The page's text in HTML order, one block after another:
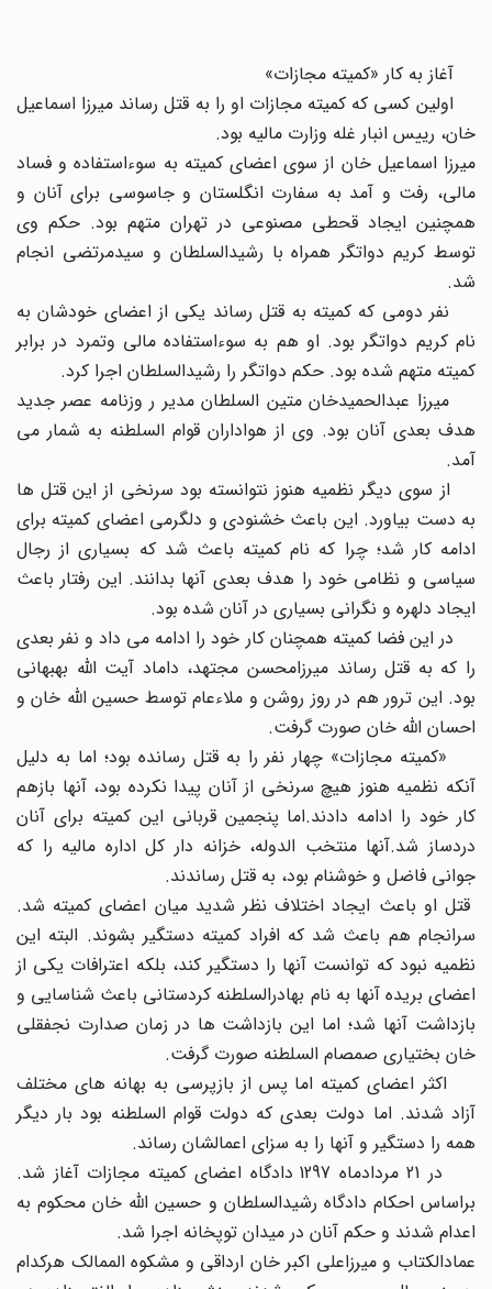
آغاز به کار «کمیته مجازات»
اولین کسی که کمیته مجازات او را به قتل رساند میرزا اسماعیل
خان، رییس انبار غله وزارت مالیه بود.
میرزا اسماعیل خان از سوی اعضای کمیته به سوءاستفاده و فساد
مالی، رفت و آمد به سفارت انگلستان و جاسوسی برای آنان و
همچنین ایجاد قحطی مصنوعی در تهران متهم بود. حکم وی
توسط کریم دواتگر همراه با رشیدالسلطان و سیدمرتضی انجام
شد.
نفر دومی که کمیته به قتل رساند یکی از اعضای خودشان به
نام کریم دواتگر بود. او هم به سوءاستفاده مالی وتمرد در برابر
کمیته متهم شده بود. حکم دواتگر را رشیدالسلطان اجرا کرد.
میرزا عبدالحمیدخان متین السلطان مدیر ر وزنامه عصر جدید
هدف بعدی آنان بود. وی از هواداران قوام السلطنه به شمار می
آمد.
از سوی دیگر نظمیه هنوز نتوانسته بود سرنخی از این قتل ها
به دست بیاورد. این باعث خشنودی و دلگرمی اعضای کمیته برای
ادامه کار شد؛ چرا که نام کمیته باعث شد که بسیاری از رجال
سیاسی و نظامی خود را هدف بعدی آنها بدانند. این رفتار باعث
ایجاد دلهره و نگرانی بسیاری در آنان شده بود.
در این فضا کمیته همچنان کار خود را ادامه می داد و نفر بعدی
را که به قتل رساند میرزامحسن مجتهد، داماد آیت الله بهبهانی
بود. این ترور هم در روز روشن و ملاءعام توسط حسین الله خان و
احسان الله خان صورت گرفت.
«کمیته مجازات» چهار نفر را به قتل رسانده بود؛ اما به دلیل
آنکه نظمیه هنوز هیچ سرنخی از آنان پیدا نکرده بود، آنها بازهم
کار خود را ادامه دادند.اما پنجمین قربانی این کمیته برای آنان
دردساز شد.آنها منتخب الدوله، خزانه دار کل اداره مالیه را که
جوانی فاضل و خوشنام بود، به قتل رساندند.
قتل او باعث ایجاد اختلاف نظر شدید میان اعضای کمیته شد.
سرانجام هم باعث شد که افراد کمیته دستگیر بشوند. البته این
نظمیه نبود که توانست آنها را دستگیر کند، بلکه اعترافات یکی از
اعضای بریده آنها به نام بهادرالسلطنه کردستانی باعث شناسایی و
بازداشت آنها شد؛ اما این بازداشت ها در زمان صدارت نجفقلی
خان بختیاری صمصام السلطنه صورت گرفت.
اکثر اعضای کمیته اما پس از بازپرسی به بهانه های مختلف
آزاد شدند. اما دولت بعدی که دولت قوام السلطنه بود بار دیگر
همه را دستگیر و آنها را به سزای اعمالشان رساند.
در 21 مردادماه 1297 دادگاه اعضای کمیته مجازات آغاز شد.
براساس احکام دادگاه رشیدالسلطان و حسین الله خان محکوم به
اعدام شدند و حکم آنان در میدان توپخانه اجرا شد.
عمادالکتاب و میرزاعلی اکبر خان ارداقی و مشکوه الممالک هرکدام